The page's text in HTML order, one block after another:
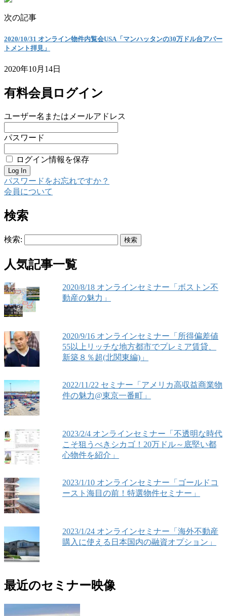
次の記事
2020/10/31 オンライン物件内覧会USA「マンハッタンの30万ドル台アパー
トメント拝見」
2020年10月14日
有料会員ログイン
ユーザー名またはメールアドレス
パスワード
ログイン情報を保存
パスワードをお忘れですか？
会員について
検索
検索:
人気記事一覧
2020/8/18 オンラインセミナー「ボストン不
動産の魅力」
2020/9/16 オンラインセミナー「所得偏差値
55以上リッチな地方都市でプレミア賃貸、
新築８％超(北関東編)」
2022/11/22 セミナー「アメリカ高収益商業物
件の魅力@東京一番町」
2023/2/4 オンラインセミナー「不透明な時代
こそ狙うべきシカゴ！20万ドル～底堅い都
心物件を紹介」
2023/1/10 オンラインセミナー「ゴールドコ
ースト海目の前！特選物件セミナー」
2023/1/24 オンラインセミナー「海外不動産
購入に使える日本国内の融資オプション」
最近のセミナー映像